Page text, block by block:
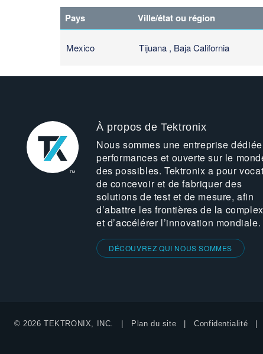
Pays Ville/état ou région
Mexico Tijuana , Baja California
À propos de Tektronix
Nous sommes une entreprise
performances et ouverte sur le
des possibles. Tektronix a pour
de concevoir et de fabriquer des
solutions de test et de mesure, afin
d’abattre les frontières de la
et d’accélérer l’innovation mondiale.
DÉCOUVREZ QUI NOUS SOMMES
© 2026 TEKTRONIX, INC. Plan du site Confidentialité